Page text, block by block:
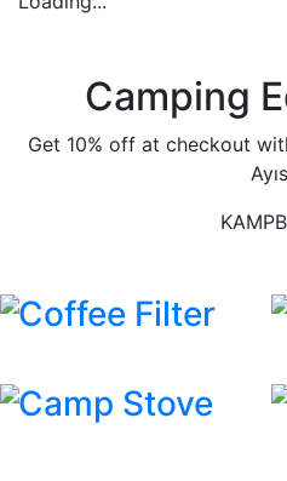
Camping
Get 10% off at checkout
Coffee Filter
Camp Stove